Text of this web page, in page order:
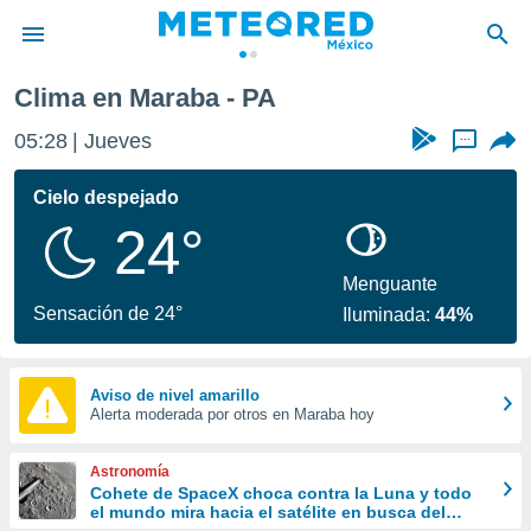
de
ha sido
calidad.
a este
las
y
forma
digital
basada
Clima en Maraba - PA
05:28 Jueves ...
Cielo despejado
24°
Sensación de 24°
Menguante
Iluminada:44%
Aviso de nivel amarillo
Alerta moderada por otros en Maraba hoy
Astronomía
Cohete de SpaceX choca contra la Luna y todo
el mundo mira hacia el satélite en busca del